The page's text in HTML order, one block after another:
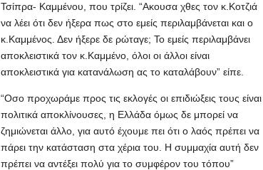
Τσίπρα- Καμμένου, που τρίζει. “Ακουσα χθες τον κ.Κοτζιά
να λέει ότι δεν ήξερα πως στο εμείς περιλαμβάνεται και ο
κ.Καμμένος. Δεν ήξερε δε ρώταγε; Το εμείς περιλαμβάνει
αποκλειστικά τον κ.Καμμένο, όλοι οι άλλοι είναι
αποκλειστικά για κατανάλωση ας το καταλάβουν” είπε.
“Οσο προχωράμε προς τις εκλογές οι επιδιώξεις τους είναι
πολιτικά αποκλίνουσες, η Ελλάδα όμως δε μπορεί να
ζημιώνεται άλλο, για αυτό έχουμε πει ότι ο λαός πρέπει να
πάρει την κατάσταση στα χέρια του. Η συμμαχία αυτή δεν
πρέπει να αντέξει πολύ για το συμφέρον του τόπου”